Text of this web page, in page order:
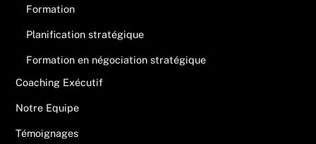
Formation
Planification stratégique
Formation en négociation stratégique
Coaching Exécutif
Notre Equipe
Témoignages